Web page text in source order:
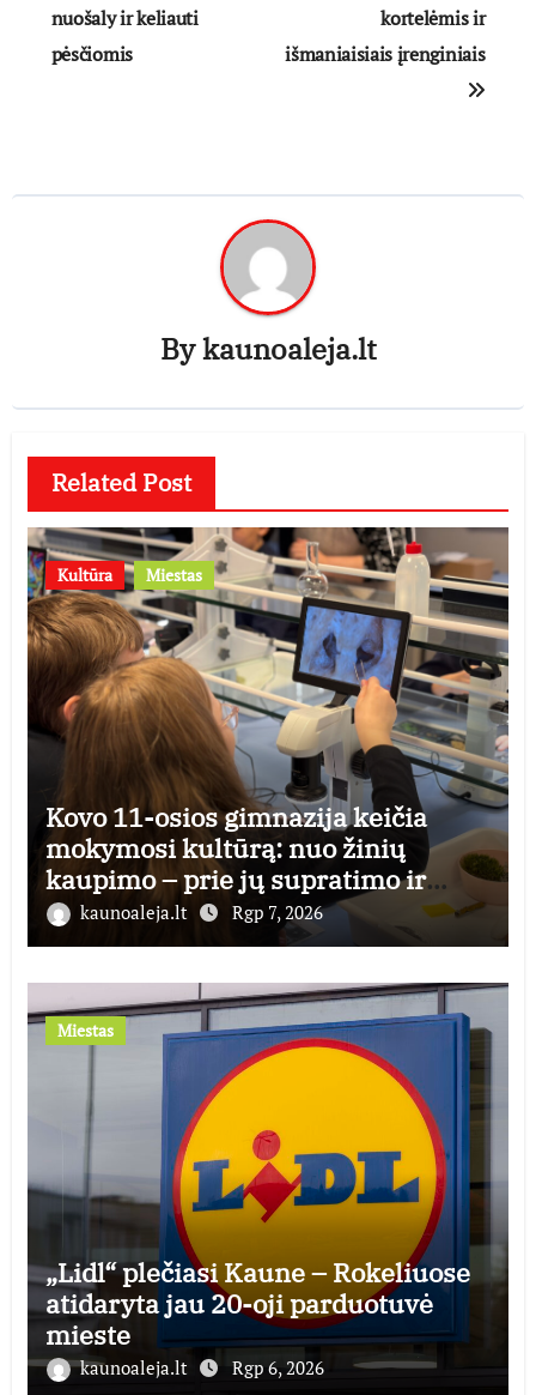
nuošaly ir keliauti
pėsčiomis
kortelėmis ir
išmaniaisiais įrenginiais
Bykaunoaleja.lt
Related Post
Kultūra Miestas
Kovo 11-osios gimnazija keičia
mokymosi kultūrą: nuo žinių
kaupimo – prie jų supratimo ir
taikymo
kaunoaleja.lt Rgp 7, 2026
Miestas
„Lidl“ plečiasi Kaune – Rokeliuose
atidaryta jau 20-oji parduotuvė
mieste
kaunoaleja.lt Rgp 6, 2026